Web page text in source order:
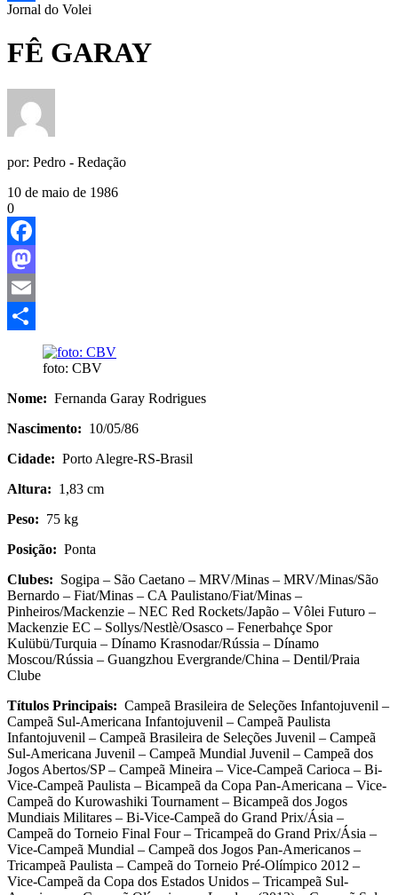
Share
Jornal do Volei
FÊ GARAY
por: Pedro - Redação
10 de maio de 1986
0
Facebook
Mastodon
Email
foto: CBV
Nome: Fernanda Garay Rodrigues
Nascimento: 10/05/86
Cidade: Porto Alegre-RS-Brasil
Altura: 1,83 cm
Peso: 75 kg
Posição: Ponta
Clubes: Sogipa – São Caetano – MRV/Minas – MRV/Minas/São
Bernardo – Fiat/Minas – CA Paulistano/Fiat/Minas –
Pinheiros/Mackenzie – NEC Red Rockets/Japão – Vôlei Futuro –
Mackenzie EC – Sollys/Nestlè/Osasco – Fenerbahçe Spor
Kulübü/Turquia – Dínamo Krasnodar/Rússia – Dínamo
Moscou/Rússia – Guangzhou Evergrande/China – Dentil/Praia
Clube
Títulos Principais: Campeã Brasileira de Seleções Infantojuvenil –
Campeã Sul-Americana Infantojuvenil – Campeã Paulista
Infantojuvenil – Campeã Brasileira de Seleções Juvenil – Campeã
Sul-Americana Juvenil – Campeã Mundial Juvenil – Campeã dos
Jogos Abertos/SP – Campeã Mineira – Vice-Campeã Carioca – Bi-
Vice-Campeã Paulista – Bicampeã da Copa Pan-Americana – Vice-
Campeã do Kurowashiki Tournament – Bicampeã dos Jogos
Mundiais Militares – Bi-Vice-Campeã do Grand Prix/Ásia –
Campeã do Torneio Final Four – Tricampeã do Grand Prix/Ásia –
Vice-Campeã Mundial – Campeã dos Jogos Pan-Americanos –
Tricampeã Paulista – Campeã do Torneio Pré-Olímpico 2012 –
Vice-Campeã da Copa dos Estados Unidos – Tricampeã Sul-